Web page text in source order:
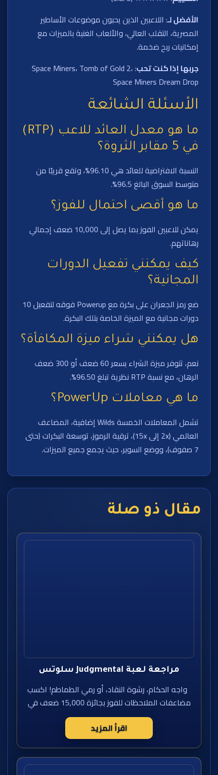
الأفضل لـ: اللاعبين الذين يحبون موضوعات الأساطير
المصرية، التقلب العالي، والألعاب الغنية بالميزات مع
إمكانيات ربح ضخمة.
جربها إذا كنت تحب : Space Miners، Tomb of Gold 2،
Space Miners Dream Drop
الأسئلة الشائعة
ما هو معدل العائد للاعب (RTP)
في 5 مقابر الثروة؟
النسبة الافتراضية للعائد هي 96.10%، وتقع قريبًا من
متوسط السوق البالغ 96.5%.
ما هو أقصى احتمال للفوز؟
يمكن للاعبين الفوز بما يصل إلى 10,000 ضعف إجمالي
رهاناتهم.
كيف يمكنني تفعيل الدورات
المجانية؟
ضع رمز الجعران على بكرة مع Powerup فوقه لتفعيل 10
دورات مجانية مع الميزة الخاصة بتلك البكرة.
هل يمكنني شراء ميزة المكافأة؟
نعم، تتوفر ميزة الشراء بسعر 60 ضعف أو 300 ضعف
الرهان، مع نسبة RTP نظرية تبلغ 96.50%.
ما هي معاملات PowerUp؟
تشمل المعاملات الخمسة Wilds إضافية، المضاعف
العالمي (2x إلى 15x)، ترقية الرموز، توسعة البكرات (حتى
7 صفوف)، ووضع السوبر، حيث يجمع جميع الميزات.
مقال ذو صلة
مراجعة لعبة Judgmental سلوتس
واجه الحكام، رشوة النقاد، أو رمي الطماطم! اكسب
مضاعفات الملاحظات للفوز بجائزة 15,000 ضعف في
اقرأ المزيد